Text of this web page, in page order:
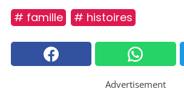
# famille # histoires
Advertisement